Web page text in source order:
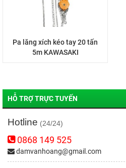
Pa lăng xích kéo tay 20 tấn
5m KAWASAKI
HỖ TRỢ TRỰC TUYẾN
Hotline (24/24)
0868 149 525
damvanhoang@gmail.com